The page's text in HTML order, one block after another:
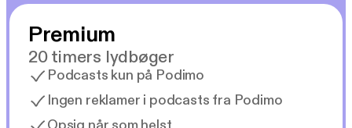
Premium
20 timers lydbøger
Podcasts kun på Podimo
Ingen reklamer i podcasts fra Podimo